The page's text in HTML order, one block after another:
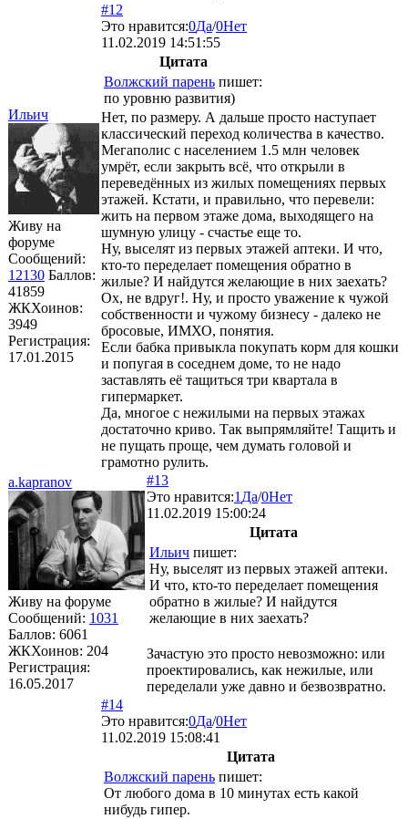
Ильич
Живу на
форуме
Сообщений:
12130 Баллов:
41859
ЖКХоинов:
3949
Регистрация:
17.01.2015
#12
Это нравится:0Да/0Нет
11.02.2019 14:51:55
Цитата
Волжский парень пишет:
по уровню развития)
Нет, по размеру. А дальше просто наступает
классический переход количества в качество.
Мегаполис с населением 1.5 млн человек
умрёт, если закрыть всё, что открыли в
переведённых из жилых помещениях первых
этажей. Кстати, и правильно, что перевели:
жить на первом этаже дома, выходящего на
шумную улицу - счастье еще то.
Ну, выселят из первых этажей аптеки. И что,
кто-то переделает помещения обратно в
жилые? И найдутся желающие в них заехать?
Ох, не вдруг!. Ну, и просто уважение к чужой
собственности и чужому бизнесу - далеко не
бросовые, ИМХО, понятия.
Если бабка привыкла покупать корм для кошки
и попугая в соседнем доме, то не надо
заставлять её тащиться три квартала в
гипермаркет.
Да, многое с нежилыми на первых этажах
достаточно криво. Так выпрямляйте! Тащить и
не пущать проще, чем думать головой и
грамотно рулить.
a.kapranov
Живу на форуме
Сообщений: 1031
Баллов: 6061
ЖКХоинов: 204
Регистрация:
16.05.2017
#13
Это нравится:1 Да/0Нет
11.02.2019 15:00:24
Цитата
Ильич пишет:
Ну, выселят из первых этажей аптеки.
И что, кто-то переделает помещения
обратно в жилые? И найдутся
желающие в них заехать?
Зачастую это просто невозможно: или
проектировались, как нежилые, или
переделали уже давно и безвозвратно.
#14
Это нравится:0Да/0Нет
11.02.2019 15:08:41
Цитата
Волжский парень пишет:
От любого дома в 10 минутах есть какой
нибудь гипер.